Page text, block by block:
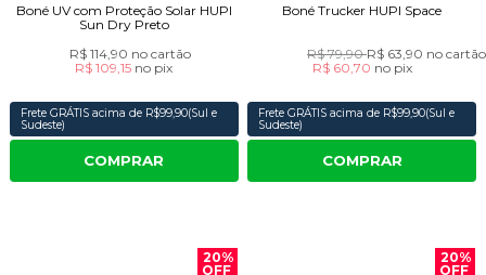
Boné UV com Proteção Solar HUPI
Sun Dry Preto
R$ 114,90 no cartão
R$ 109,15 no pix
Frete GRÁTIS acima de R$99,90(Sul e
Sudeste)
COMPRAR
Boné Trucker HUPI Space
R$ 79,90R$ 63,90 no cartão
R$ 60,70 no pix
Frete GRÁTIS acima de R$99,90(Sul e
Sudeste)
COMPRAR
20%
OFF
20%
OFF